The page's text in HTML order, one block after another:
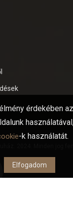
érdekében
-k használatát.
Elfogadom